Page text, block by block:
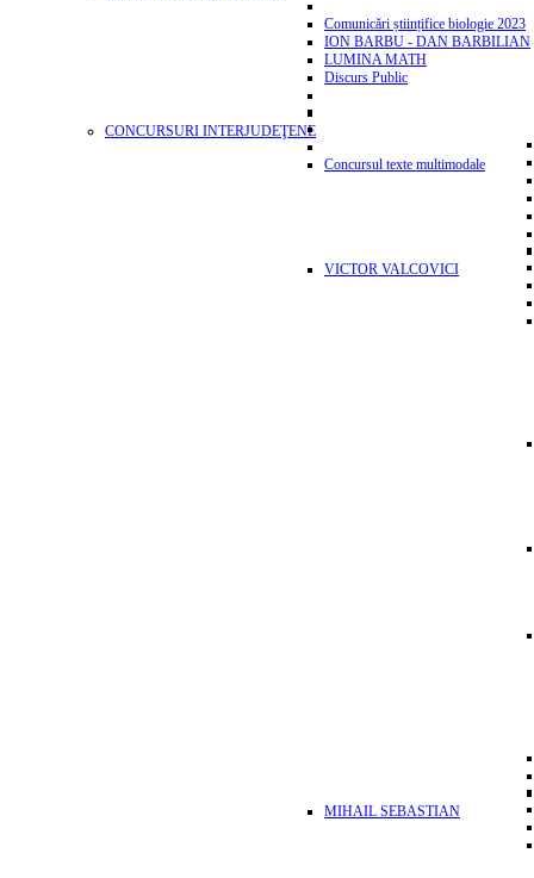
Comunicări științifice biologie 2023
ION BARBU - DAN BARBILIAN
LUMINA MATH
Discurs Public
CONCURSURI INTERJUDEŢENE
Concursul texte multimodale
VICTOR VALCOVICI
MIHAIL SEBASTIAN